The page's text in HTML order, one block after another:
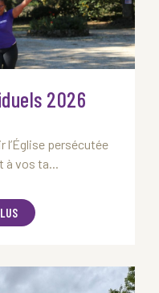
2026
l’Église persécutée
à vos ta...